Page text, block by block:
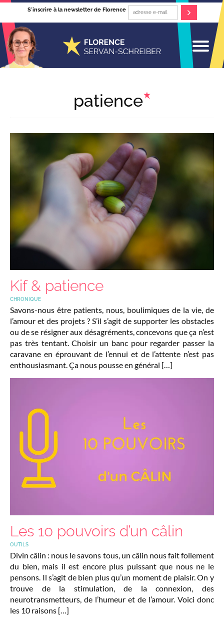
S'inscrire à la newsletter de Florence
patience
Kif & patience
CHRONIQUE
Savons-nous être patients, nous, boulimiques de la vie, de
l’amour et des projets ? S’il s’agit de supporter les obstacles
ou de se résigner aux désagréments, concevons que ça n’est
pas très tentant. Choisir un banc pour regarder passer la
caravane en éprouvant de l’ennui et de l’attente n’est pas
enthousiasmant. Ça nous pousse en général […]
Les 10 pouvoirs d’un câlin
OUTILS
Divin câlin : nous le savons tous, un câlin nous fait follement
du bien, mais il est encore plus puissant que nous ne le
pensons. Il s’agit de bien plus qu’un moment de plaisir. On y
trouve de la stimulation, de la connexion, des
neurotransmetteurs, de l’humeur et de l’amour. Voici donc
les 10 raisons […]